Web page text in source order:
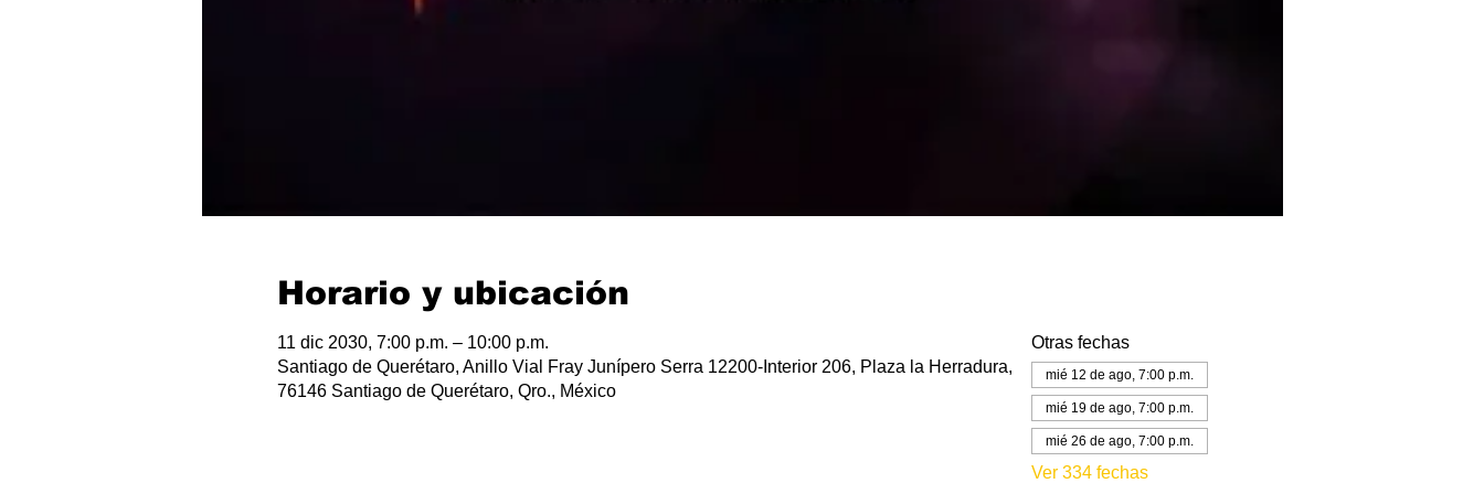
Horario y ubicación
11 dic 2030, 7:00 p.m. – 10:00 p.m.
Santiago de Querétaro, Anillo Vial Fray Junípero Serra 12200-Interior 206, Plaza la Herradura,
76146 Santiago de Querétaro, Qro., México
Otras fechas
mié 12 de ago, 7:00 p.m.
mié 19 de ago, 7:00 p.m.
mié 26 de ago, 7:00 p.m.
Ver 334 fechas